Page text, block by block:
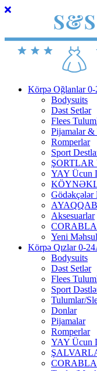
Körpə Oğlanlar
Bodysuits
Dəst Setlər
Flees
Pijamalar &
Romperlar
Sport
YAY Ücun
Gödəkçələr
Aksesuarlar
Yeni
Körpə Qızlar 0-
Bodysuits
Dəst Setlər
Flees
Sport
Tulumlar/
Donlar
Pijamalar
Romperlar
YAY Ücun